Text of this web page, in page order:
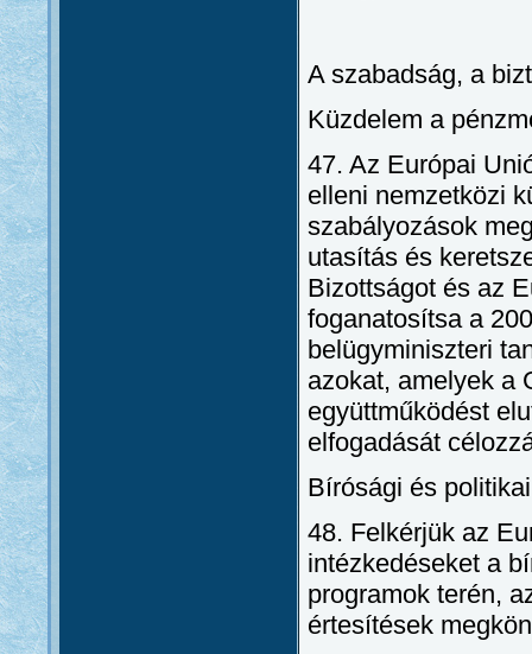
A szabadság, a
Küzdelem a
47. Az Európai
elleni nemzetközi
szabályozások
utasítás és
Bizottságot és az
foganatosítsa a
belügyminiszteri
azokat, amelyek a
együttműködést
elfogadását
Bírósági és
48. Felkérjük az
intézkedéseket a
programok terén,
értesítések